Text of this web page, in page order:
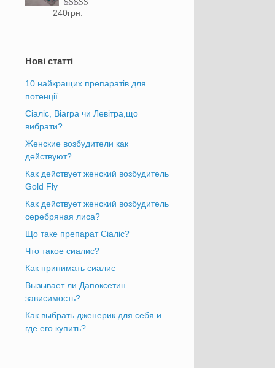
Оцінено в
240грн.
Нові статті
10 найкращих препаратів для
потенції
Сіаліс, Віагра чи Левітра,що
вибрати?
Женские возбудители как
действуют?
Как действует женский возбудитель
Gold Fly
Как действует женский возбудитель
серебряная лиса?
Що таке препарат Сіаліс?
Что такое сиалис?
Как принимать сиалис
Вызывает ли Дапоксетин
зависимость?
Как выбрать дженерик для себя и
где его купить?